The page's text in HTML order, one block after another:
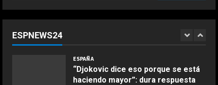
ESPNEWS24
1
ESPAÑA
“Djokovic dice eso porque se está
haciendo mayor”: dura respuesta
Ensalada de espinacas deliciosa
Maggio 28, 2026